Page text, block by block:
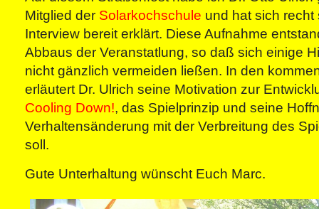
Mitglied der Solarkochschule und hat sich
Interview bereit erklärt. Diese Aufnahme
Abbaus der Veranstatlung, so daß sich einige
nicht gänzlich vermeiden ließen. In den
erläutert Dr. Ulrich seine Motivation zur
Cooling Down!, das Spielprinzip und seine
Verhaltensänderung mit der Verbreitung des
soll.
Gute Unterhaltung wünscht Euch Marc.